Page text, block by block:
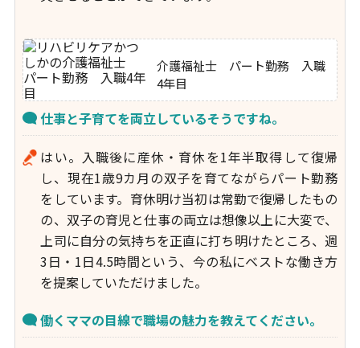
介護福祉士 パート勤務 入職
4年目
仕事と子育てを両立しているそうですね。
はい。入職後に産休・育休を1年半取得して復帰
し、現在1歳9カ月の双子を育てながらパート勤務
をしています。育休明け当初は常勤で復帰したもの
の、双子の育児と仕事の両立は想像以上に大変で、
上司に自分の気持ちを正直に打ち明けたところ、週
3日・1日4.5時間という、今の私にベストな働き方
を提案していただけました。
働くママの目線で職場の魅力を教えてください。